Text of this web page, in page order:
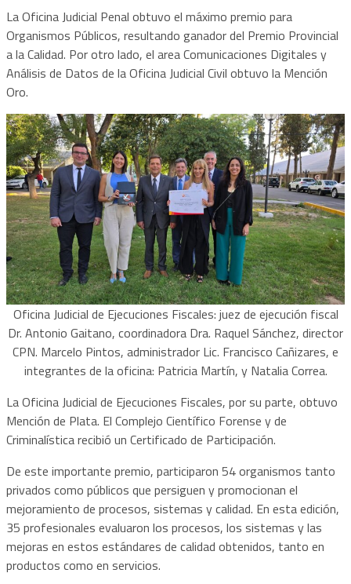
La Oficina Judicial Penal obtuvo el máximo premio para
Organismos Públicos, resultando ganador del Premio Provincial
a la Calidad. Por otro lado, el area Comunicaciones Digitales y
Análisis de Datos de la Oficina Judicial Civil obtuvo la Mención
Oro.
Oficina Judicial de Ejecuciones Fiscales: juez de ejecución fiscal
Dr. Antonio Gaitano, coordinadora Dra. Raquel Sánchez, director
CPN. Marcelo Pintos, administrador Lic. Francisco Cañizares, e
integrantes de la oficina: Patricia Martín, y Natalia Correa.
La Oficina Judicial de Ejecuciones Fiscales, por su parte, obtuvo
Mención de Plata. El Complejo Científico Forense y de
Criminalística recibió un Certificado de Participación.
De este importante premio, participaron 54 organismos tanto
privados como públicos que persiguen y promocionan el
mejoramiento de procesos, sistemas y calidad. En esta edición,
35 profesionales evaluaron los procesos, los sistemas y las
mejoras en estos estándares de calidad obtenidos, tanto en
productos como en servicios.